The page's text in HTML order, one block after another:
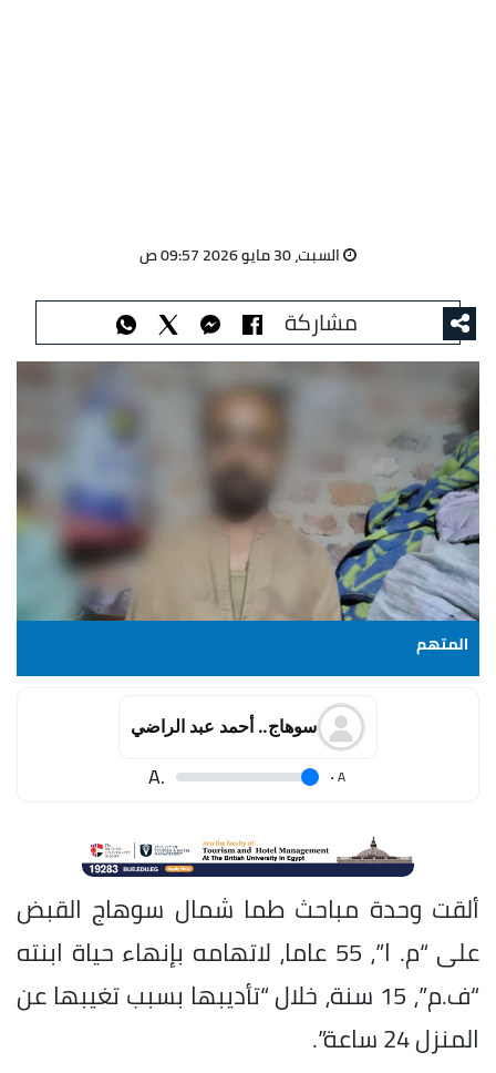
السبت، 30 مايو 2026 09:57 ص
مشاركة
المتهم
سوهاج.. أحمد عبد الراضي
A
.
.A
ألقت وحدة مباحث طما شمال سوهاج القبض
على “م. ا”، 55 عاما، لاتهامه بإنهاء حياة ابنته
“ف.م”، 15 سنة، خلال “تأديبها بسبب تغيبها عن
المنزل 24 ساعة”.